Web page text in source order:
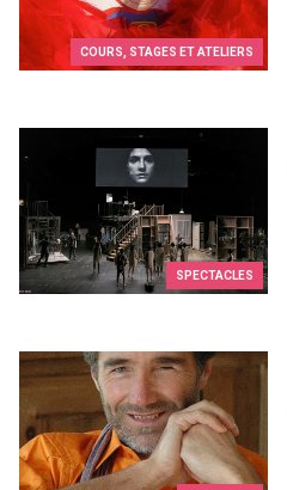
COURS, STAGES ET ATELIERS
SPECTACLES